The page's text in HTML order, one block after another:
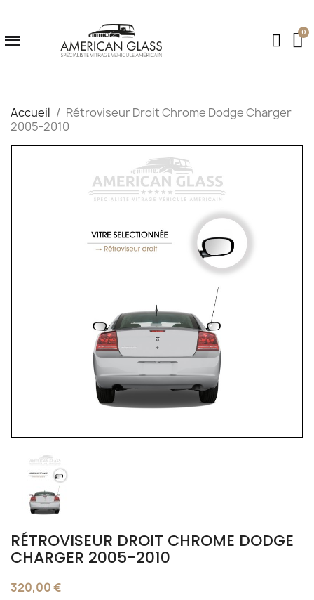
Accueil
Rétroviseur Droit Chrome Dodge Charger
2005-2010
RÉTROVISEUR DROIT CHROME DODGE
CHARGER 2005-2010
320,00 €